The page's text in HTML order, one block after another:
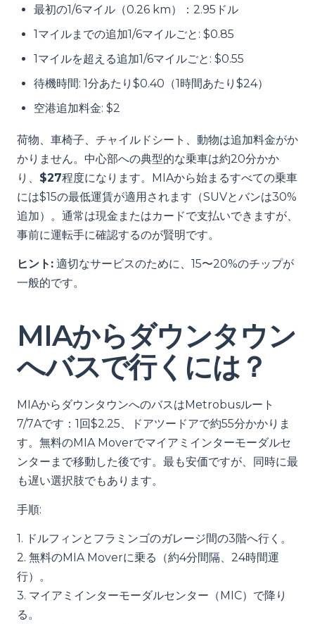
最初の1/6マイル（0.26 km）：2.95ドル
1マイルまでの追加1/6マイルごと: $0.85
1マイルを超える追加1/6マイルごと: $0.55
待機時間: 1分あたり$0.40（1時間あたり$24）
空港追加料金: $2
荷物、車椅子、チャイルドシート、動物は追加料金がか
かりません。中心部への典型的な乗車は約20分かか
り、 $27程度になります。MIAから始まるすべての乗車
には$15の最低運賃が適用されます（SUVとバンは30%
追加）。通常は現金またはカードで支払いできますが、
事前に運転手に確認するのが賢明です。
ヒント: 適切なサービスのために、15〜20%のチップが
一般的です。
MIAからダウンタウン
へバスで行くには？
MIAからダウンタウンへのバスはMetrobusルート
7/7Aです：1回$2.25、ドアツードアで約55分かかりま
す。無料のMIA Moverでマイアミインターモーダルセ
ンターまで移動した後です。最も安価ですが、同時に最
も遅い選択肢でもあります。
手順:
1. ドルフィンとフラミンゴのガレージ間の3階へ行く。
2. 無料のMIA Moverに乗る（約4分間隔、24時間運
行）。
3. マイアミインターモーダルセンター（MIC）で降り
る。